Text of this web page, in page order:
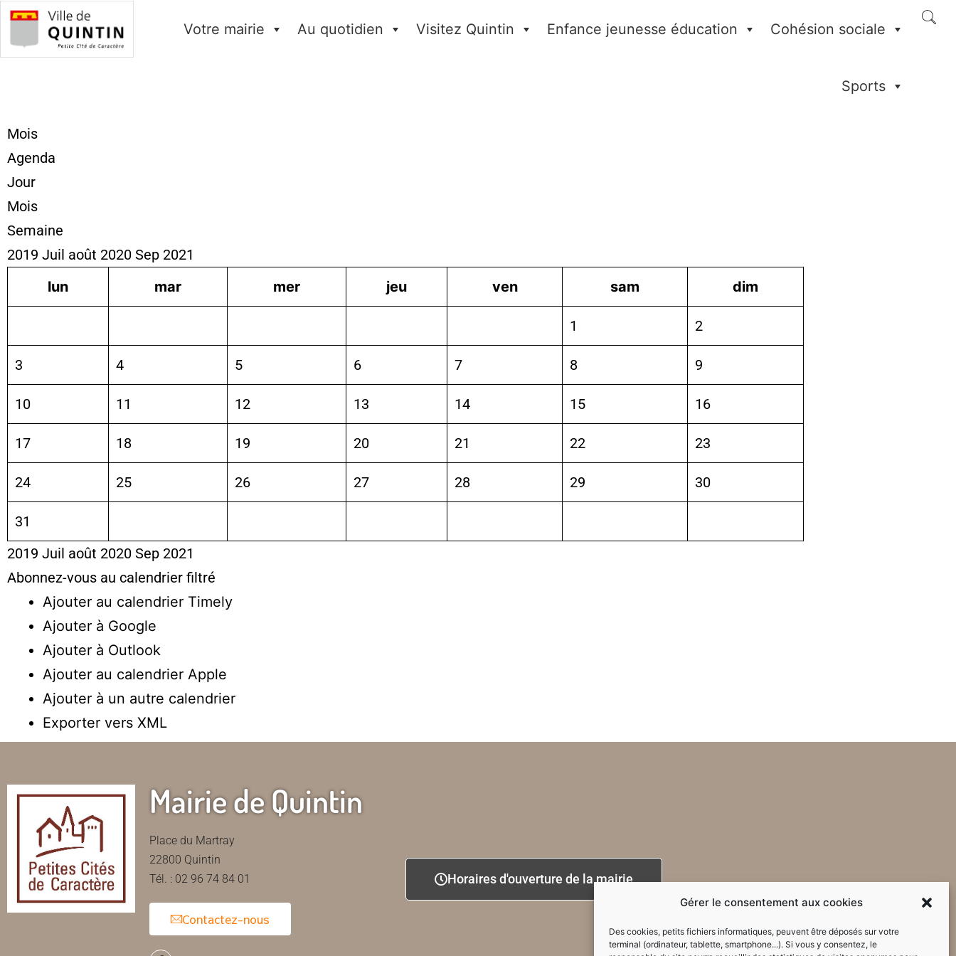
Gérer le consentement aux cookies
Des cookies, petits fichiers informatiques, peuvent être déposés sur votre
terminal (ordinateur, tablette, smartphone...). Si vous y consentez, le
Votre mairie Au quotidien Visitez Quintin Enfance jeunesse éducation Cohésion sociale
Sports
Mois
Agenda
Jour
Mois
Semaine
2019 Juil août 2020 Sep 2021
lun
mar mer jeu ven sam dim
1 2
3 4 5 6 7 8 9
10 11 12 13 14 15 16
17 18 19 20 21 22 23
24 25 26 27 28 29 30
31
2019 Juil août 2020 Sep 2021
Abonnez-vous au calendrier filtré
Ajouter au calendrier Timely
Ajouter à Google
Ajouter à Outlook
Ajouter au calendrier Apple
Ajouter à un autre calendrier
Exporter vers XML
Mairie de Quintin
Place du Martray
22800 Quintin
Tél. : 02 96 74 84 01
Contactez-nous
Horaires d'ouverture de la mairie